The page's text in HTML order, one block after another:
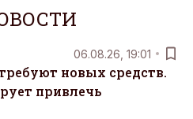
06.08.26, 19:01
новых средств.
привлечь